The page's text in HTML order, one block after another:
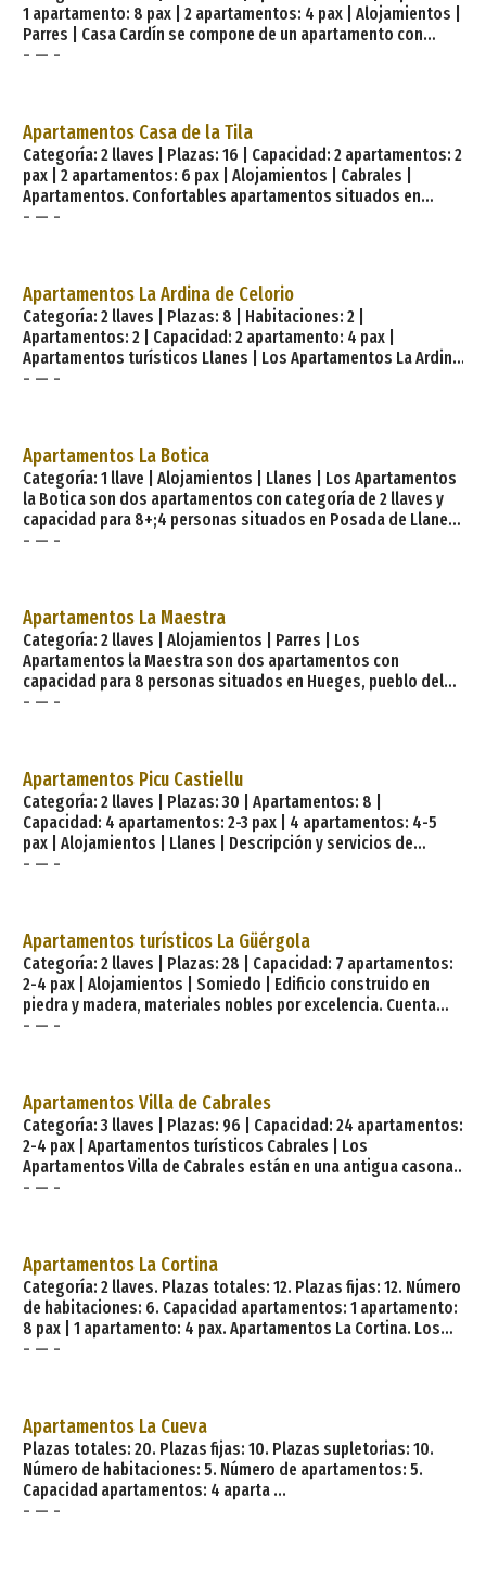
pocos kilómetros de la
1 apartamento: 8 pax | 2 apartamentos: 4 pax | Alojamientos |
Parres | Casa Cardín se compone de un apartamento con
capacidad para 8 personas (no tiene que por qué ser ocupada
concejo o municipio asturiano de Parres en la que destaca la
capilla de San Bartolomé (antigua leprosería del monasterio
de San Pedr
- — -
Apartamentos Casa de la Tila
Categoría: 2 llaves | Plazas: 16 | Capacidad: 2 apartamentos: 2
pax | 2 apartamentos: 6 pax | Alojamientos | Cabrales |
Apartamentos. Confortables apartamentos situados en
Arenas de Cabrales, localidad de los Picos de Europa. Su
Plazas. La casa dispone de apartamentos de 2, 4 plazas y
dúplex de 6 plazas. Instalaciones y servicios. En los
apartamentos Casa de la Tila podrá
- — -
Apartamentos La Ardina de Celorio
Categoría: 2 llaves | Plazas: 8 | Habitaciones: 2 |
Apartamentos: 2 | Capacidad: 2 apartamento: 4 pax |
Apartamentos turísticos Llanes | Los Apartamentos La Ardina
están situados en la localidad costera de Celorio, a 4 km de
encuentran ubicados dentro
- — -
Apartamentos La Botica
Categoría: 1 llave | Alojamientos | Llanes | Los Apartamentos
la Botica son dos apartamentos con categoría de 2 llaves y
capacidad para 8+;4 personas situados en Posada de Llanes,
pueblo del concejo o municipio asturiano de Llanes que está
apartamento consta de una pequeña sala de e
- — -
Apartamentos La Maestra
Categoría: 2 llaves | Alojamientos | Parres | Los
Apartamentos la Maestra son dos apartamentos con
capacidad para 8 personas situados en Hueges, pueblo del
concejo o municipio asturiano de Parres que está muy
salón-cocina, dos habitaciones —una matrimonial y otra de
dos camas— y ba
- — -
Apartamentos Picu Castiellu
Categoría: 2 llaves | Plazas: 30 | Apartamentos: 8 |
Capacidad: 4 apartamentos: 2-3 pax | 4 apartamentos: 4-5
pax | Alojamientos | Llanes | Descripción y servicios de
Apartamentos Picu Castiellu. Se encuentra ubicado en el
adosados y en planta baja, con una habitación en bajo
cubierta por apartamento. El tercer edificio alberga la
recepción y sala de desayunos. La finca, cerrada de muro de
piedra
- — -
Apartamentos turísticos La Güérgola
Categoría: 2 llaves | Plazas: 28 | Capacidad: 7 apartamentos:
2-4 pax | Alojamientos | Somiedo | Edificio construido en
piedra y madera, materiales nobles por excelencia. Cuenta
con maravillosos ventanales desde los que se puede ver este
madera, cretonas, forja, yute, bambú, etc., dando a cada uno
de ellos un ambiente personal y único. Capacidad. 7
- — -
Apartamentos Villa de Cabrales
Categoría: 3 llaves | Plazas: 96 | Capacidad: 24 apartamentos:
2-4 pax | Apartamentos turísticos Cabrales | Los
Apartamentos Villa de Cabrales están en una antigua casona
restaurada en 2006, respetando el tipismo de las
- — -
Apartamentos La Cortina
Categoría: 2 llaves. Plazas totales: 12. Plazas fijas: 12. Número
de habitaciones: 6. Capacidad apartamentos: 1 apartamento:
8 pax | 1 apartamento: 4 pax. Apartamentos La Cortina. Los
Apartamentos La Cor ...
- — -
Apartamentos La Cueva
Plazas totales: 20. Plazas fijas: 10. Plazas supletorias: 10.
Número de habitaciones: 5. Número de apartamentos: 5.
Capacidad apartamentos: 4 aparta ...
- — -